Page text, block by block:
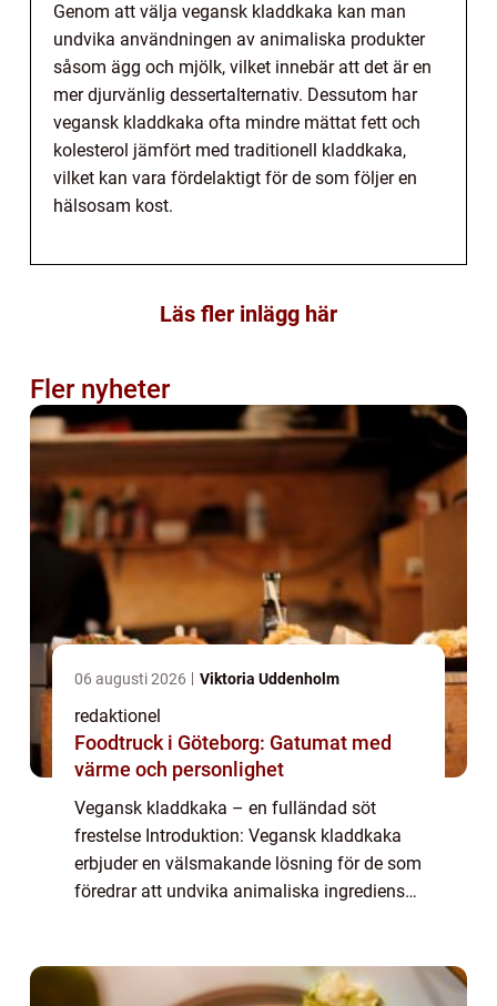
Genom att välja vegansk kladdkaka kan man
undvika användningen av animaliska produkter
såsom ägg och mjölk, vilket innebär att det är en
mer djurvänlig dessertalternativ. Dessutom har
vegansk kladdkaka ofta mindre mättat fett och
kolesterol jämfört med traditionell kladdkaka,
vilket kan vara fördelaktigt för de som följer en
hälsosam kost.
Läs fler inlägg här
Fler nyheter
06 augusti 2026 Viktoria Uddenholm
redaktionel
Foodtruck i Göteborg: Gatumat med
värme och personlighet
Vegansk kladdkaka – en fulländad söt
frestelse Introduktion: Vegansk kladdkaka
erbjuder en välsmakande lösning för de som
föredrar att undvika animaliska ingredienser